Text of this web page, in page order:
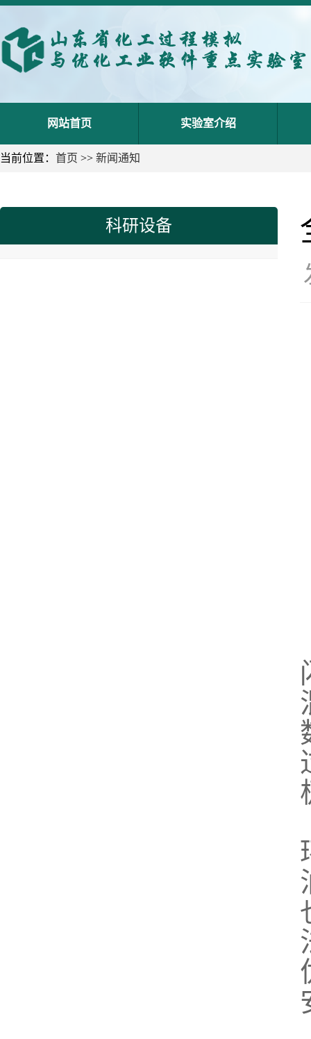
网站首页 实验室介绍
当前位置： 首页 >> 新闻通知
科研设备